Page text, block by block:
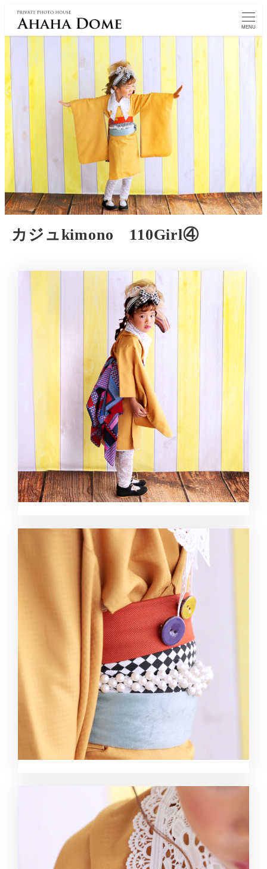
MENU
カジュkimono 110Girl④